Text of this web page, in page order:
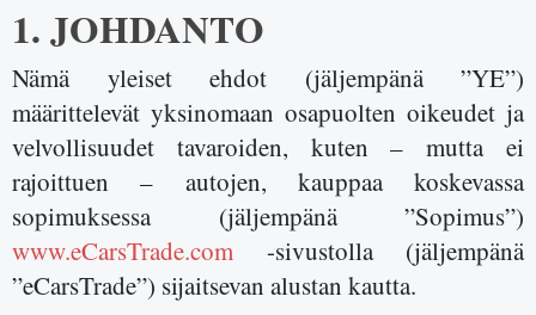
1. JOHDANTO
Nämä yleiset ehdot (jäljempänä ”YE”)
määrittelevät yksinomaan osapuolten oikeudet ja
velvollisuudet tavaroiden, kuten – mutta ei
rajoittuen – autojen, kauppaa koskevassa
sopimuksessa (jäljempänä ”Sopimus”)
www.eCarsTrade.com -sivustolla (jäljempänä
”eCarsTrade”) sijaitsevan alustan kautta.